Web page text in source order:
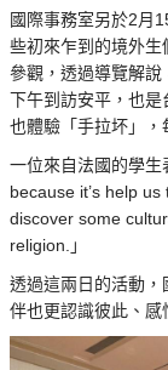
國際事務室另於2月
些初來乍到的境外
參觀，透過導覽解說
下午到訪安平，也是
也體驗「手拉坏」，
一位來自法國的學
because it’s help
discover some
religion.」
透過這兩日的活動
伴也更認識彼此、感